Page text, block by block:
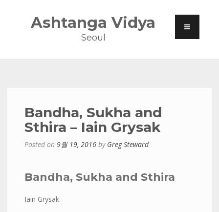
Ashtanga Vidya
Seoul
Bandha, Sukha and
Sthira – Iain Grysak
Posted on 9월 19, 2016 by Greg Steward
Bandha, Sukha and Sthira
Iain Grysak